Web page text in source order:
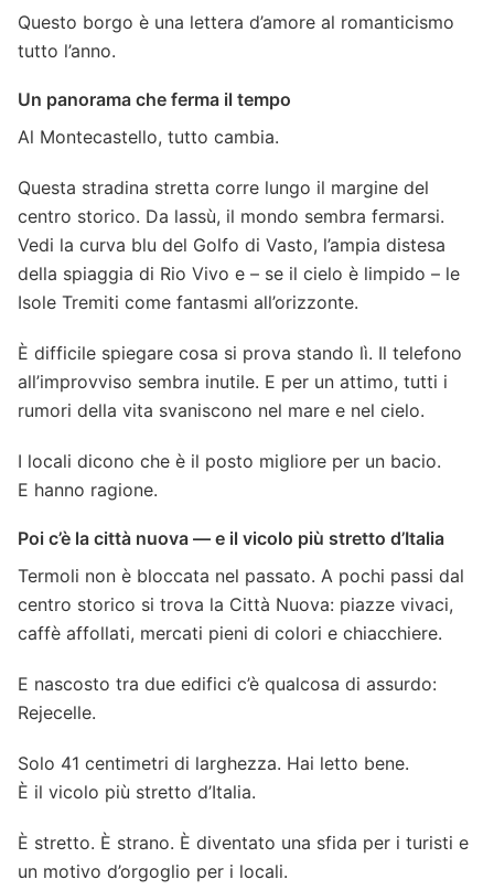
Questo borgo è una lettera d’amore al romanticismo
tutto l’anno.
Un panorama che ferma il tempo
Al Montecastello, tutto cambia.
Questa stradina stretta corre lungo il margine del
centro storico. Da lassù, il mondo sembra fermarsi.
Vedi la curva blu del Golfo di Vasto, l’ampia distesa
della spiaggia di Rio Vivo e – se il cielo è limpido – le
Isole Tremiti come fantasmi all’orizzonte.
È difficile spiegare cosa si prova stando lì. Il telefono
all’improvviso sembra inutile. E per un attimo, tutti i
rumori della vita svaniscono nel mare e nel cielo.
I locali dicono che è il posto migliore per un bacio.
E hanno ragione.
Poi c’è la città nuova — e il vicolo più stretto d’Italia
Termoli non è bloccata nel passato. A pochi passi dal
centro storico si trova la Città Nuova: piazze vivaci,
caffè affollati, mercati pieni di colori e chiacchiere.
E nascosto tra due edifici c’è qualcosa di assurdo:
Rejecelle.
Solo 41 centimetri di larghezza. Hai letto bene.
È il vicolo più stretto d’Italia.
È stretto. È strano. È diventato una sfida per i turisti e
un motivo d’orgoglio per i locali.